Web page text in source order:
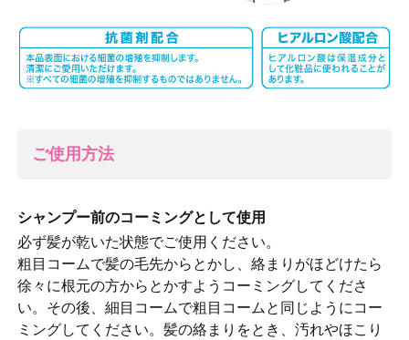
ご使用方法
シャンプー前のコーミングとして使用
必ず髪が乾いた状態でご使用ください。
粗目コームで髪の毛先からとかし、絡まりがほどけたら
徐々に根元の方からとかすようコーミングしてくださ
い。その後、細目コームで粗目コームと同じようにコー
ミングしてください。髪の絡まりをとき、汚れやほこり